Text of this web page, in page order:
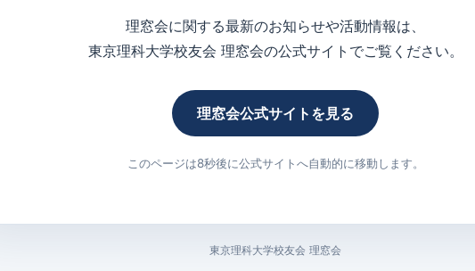
理窓会に関する最新のお知らせや活動情報は、
東京理科大学校友会 理窓会の公式サイトでご覧ください。
理窓会公式サイトを見る
このページは8秒後に公式サイトへ自動的に移動します。
東京理科大学校友会 理窓会